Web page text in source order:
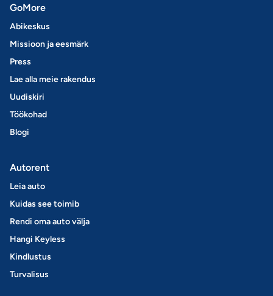
GoMore
Abikeskus
Missioon ja eesmärk
Press
Lae alla meie rakendus
Uudiskiri
Töökohad
Blogi
Autorent
Leia auto
Kuidas see toimib
Rendi oma auto välja
Hangi Keyless
Kindlustus
Turvalisus